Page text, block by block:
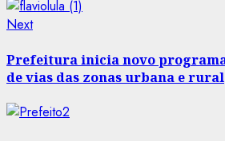
NextNext
Prefeitura inicia novo
de vias das zonas urbana e rural